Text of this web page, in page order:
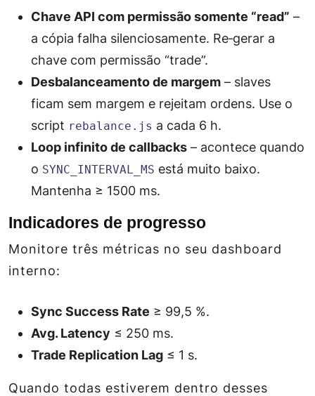
Chave API com permissão somente “read” –
a cópia falha silenciosamente. Re‑gerar a
chave com permissão “trade”.
Desbalanceamento de margem – slaves
ficam sem margem e rejeitam ordens. Use o
script rebalance.js a cada 6 h.
Loop infinito de callbacks – acontece quando
o SYNC_INTERVAL_MS está muito baixo.
Mantenha ≥ 1500 ms.
Indicadores de progresso
Monitore três métricas no seu dashboard
interno:
Sync Success Rate ≥ 99,5 %.
Avg. Latency ≤ 250 ms.
Trade Replication Lag ≤ 1 s.
Quando todas estiverem dentro desses